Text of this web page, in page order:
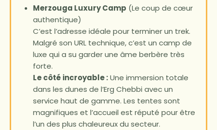
Merzouga Luxury Camp (Le coup de cœur
authentique)
C’est l’adresse idéale pour terminer un trek.
Malgré son URL technique, c’est un camp de
luxe qui a su garder une âme berbère très
forte.
Le côté incroyable :Une immersion totale
dans les dunes de l’Erg Chebbi avec un
service haut de gamme. Les tentes sont
magnifiques et l’accueil est réputé pour être
l’un des plus chaleureux du secteur.